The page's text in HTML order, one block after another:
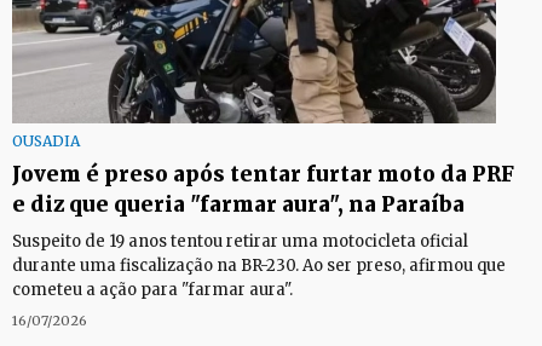
OUSADIA
Jovem é preso após tentar furtar moto da PRF
e diz que queria "farmar aura", na Paraíba
Suspeito de 19 anos tentou retirar uma motocicleta oficial
durante uma fiscalização na BR-230. Ao ser preso, afirmou que
cometeu a ação para "farmar aura".
16/07/2026